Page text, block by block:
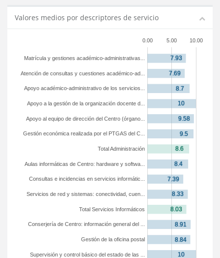
Valores medios por descriptores de servicio
0.00 5.00 10.00
Supervisión y control básico del estado de las ...
Gestión de la oficina postal
Conserjería de Centro: información general del ...
Total Servicios Informáticos
Servicios de red y sistemas: conectividad, cuen...
Consultas e incidencias en servicios informátic...
Aulas informáticas de Centro: hardware y softwa...
Total Administración
Gestión económica realizada por el PTGAS del C...
Apoyo al equipo de dirección del Centro (órgano...
Apoyo a la gestión de la organización docente d...
Apoyo académico-administrativo de los servicios...
Atención de consultas y cuestiones académico-ad...
Matrícula y gestiones académico-administrativas...